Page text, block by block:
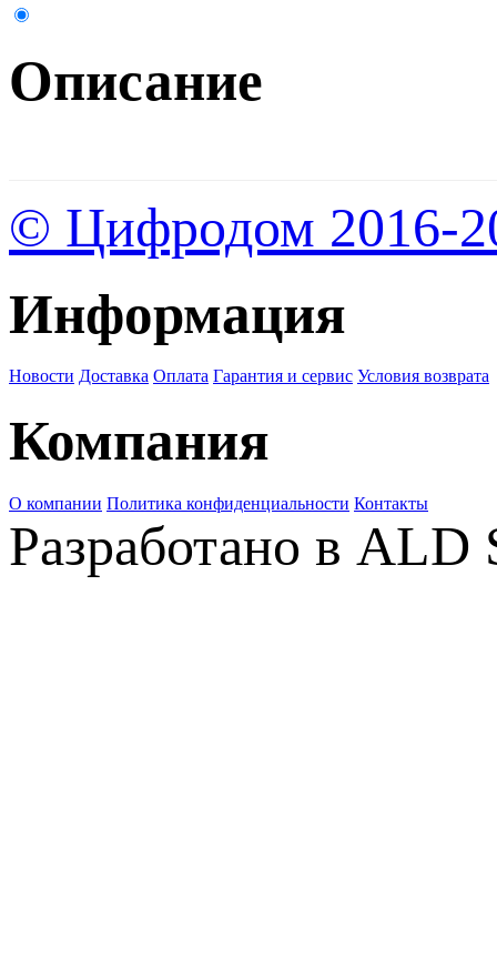
Описание
© Цифродом 2016-
Информация
Новости Доставка Оплата Гарантия и сервис Условия возврата
Компания
О компании Политика конфиденциальности Контакты
Разработано в ALD